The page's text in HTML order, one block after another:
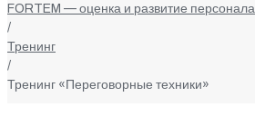
FORTEM — оценка и развитие персонала
/
Тренинг
/
Тренинг «Переговорные техники»